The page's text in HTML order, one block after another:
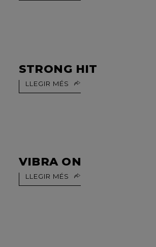
STRONG HIT
LLEGIR MÉS
VIBRA ON
LLEGIR MÉS